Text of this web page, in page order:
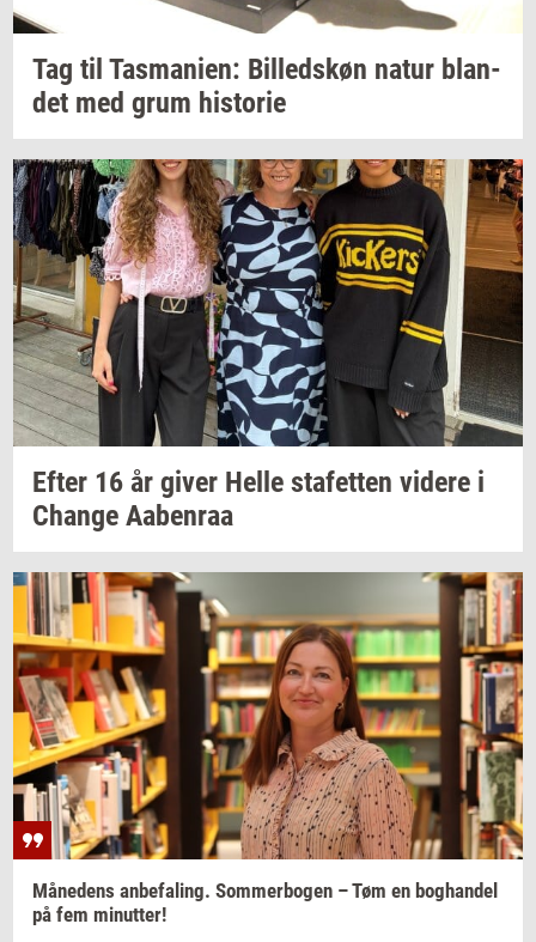
Tag til Tas­ma­ni­en: Bil­leds­køn natur blan­
det med grum hi­sto­rie
Efter 16 år giver Helle sta­fet­ten vi­de­re i
Chan­ge Aa­ben­raa
Må­ne­dens an­be­fa­ling. Som­mer­bo­gen – Tøm en bog­han­del
på fem mi­nut­ter!